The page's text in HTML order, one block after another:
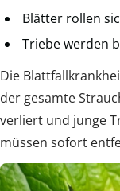
Blätter rollen
Triebe werden
Die
der gesamte
verliert und junge
müssen sofort